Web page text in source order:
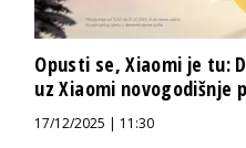
Opusti se, Xiaomi je tu:
uz Xiaomi novogodišnje
17/12/2025 | 11:30